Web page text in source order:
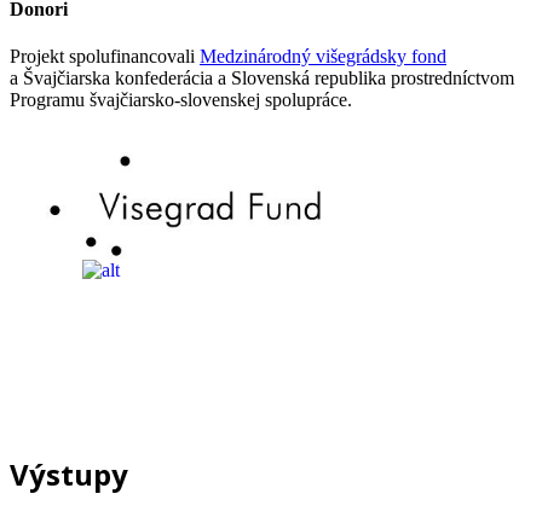
Donori
Projekt spolufinancovali Medzinárodný višegrádsky fond
a Švajčiarska konfederácia a Slovenská republika prostredníctvom
Programu švajčiarsko-slovenskej spolupráce.
Výstupy